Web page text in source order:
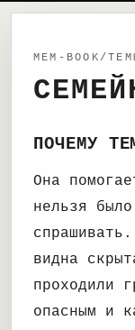
MEM-BOOK/
ПОЧЕМУ
Она
нельзя
видна
проходили
опасным и